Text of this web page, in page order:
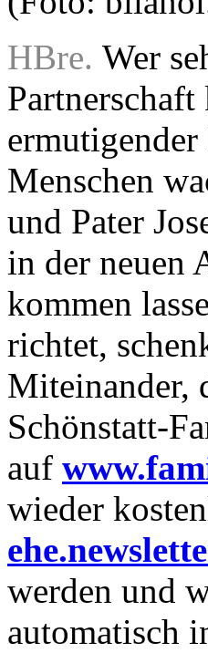
HBre. Wer
Menschen
und Pater
in der neuen
kommen
richtet,
Miteinander,
Schönstatt-
auf
wieder
werden und
automatisch